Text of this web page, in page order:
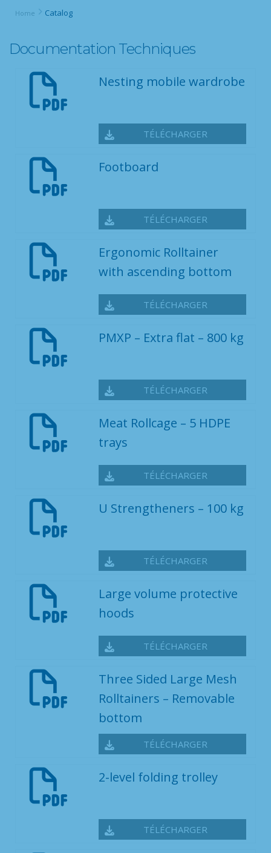
Home Catalog
Documentation Techniques
Nesting mobile wardrobe
TÉLÉCHARGER
Footboard
TÉLÉCHARGER
Ergonomic Rolltainer
with ascending bottom
TÉLÉCHARGER
PMXP – Extra flat – 800 kg
TÉLÉCHARGER
Meat Rollcage – 5 HDPE
trays
TÉLÉCHARGER
U Strengtheners – 100 kg
TÉLÉCHARGER
Large volume protective
hoods
TÉLÉCHARGER
Three Sided Large Mesh
Rolltainers – Removable
bottom
TÉLÉCHARGER
2-level folding trolley
TÉLÉCHARGER